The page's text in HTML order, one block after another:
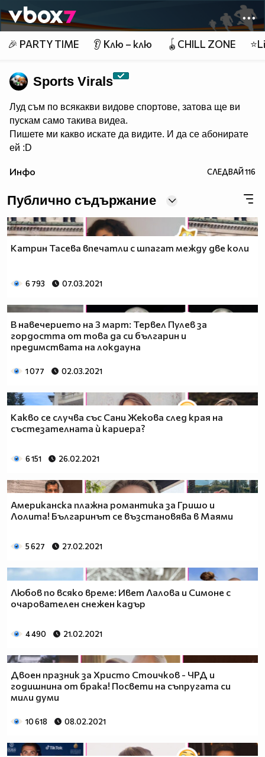
👾
🎉 PARTY TIME 👂 Клю – клю 🪀CHILL ZONE
Sports Virals
Луд съм по всякакви видове спортове, затова ще ви
пускам само такива видеа.
Пишете ми какво искате да видите. И да се абонирате
ей :D
Инфо СЛЕДВАЙ116
Публично съдържание
Катрин Тасева впечатли с шпагат между две коли
6 793 07.03.2021
В навечерието на 3 март: Тервел Пулев за
гордостта от това да си българин и
предимствата на локдауна
1 077 02.03.2021
Какво се случва със Сани Жекова след края на
състезателната ѝ кариера?
6 151 26.02.2021
Американска плажна романтика за Гришо и
Лолита! Българинът се възстановява в Маями
5 627 27.02.2021
Любов по всяко време: Ивет Лалова и Симоне с
очарователен снежен кадър
4 490 21.02.2021
Двоен празник за Христо Стоичков - ЧРД и
годишнина от брака! Посвети на съпругата си
мили думи
10 618 08.02.2021